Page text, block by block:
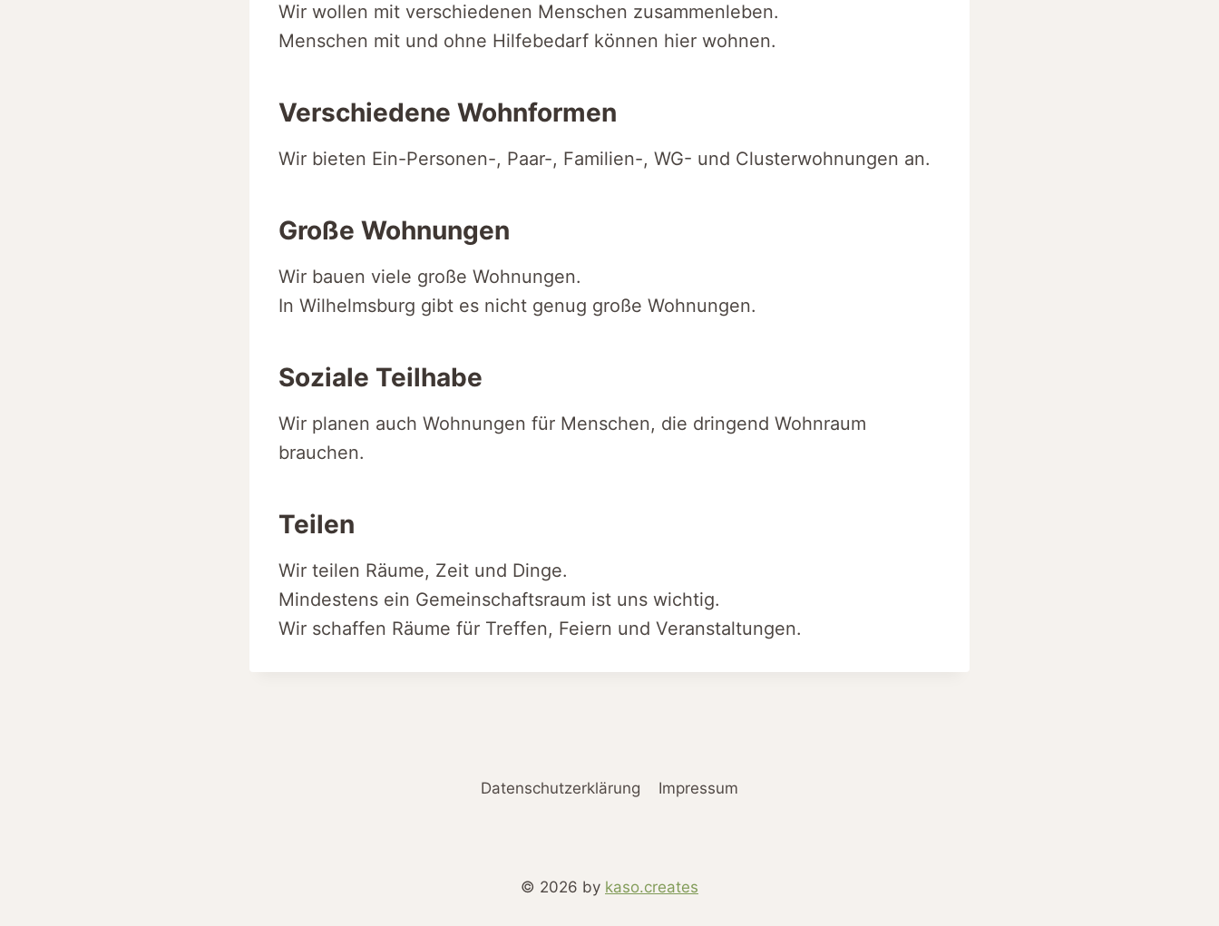
Wir wollen mit verschiedenen Menschen zusammenleben.
Menschen mit und ohne Hilfebedarf können hier wohnen.
Verschiedene Wohnformen
Wir bieten Ein-Personen-, Paar-, Familien-, WG- und Clusterwohnungen an.
Große Wohnungen
Wir bauen viele große Wohnungen.
In Wilhelmsburg gibt es nicht genug große Wohnungen.
Soziale Teilhabe
Wir planen auch Wohnungen für Menschen, die dringend Wohnraum
brauchen.
Teilen
Wir teilen Räume, Zeit und Dinge.
Mindestens ein Gemeinschaftsraum ist uns wichtig.
Wir schaffen Räume für Treffen, Feiern und Veranstaltungen.
Datenschutzerklärung Impressum
© 2026 by kaso.creates